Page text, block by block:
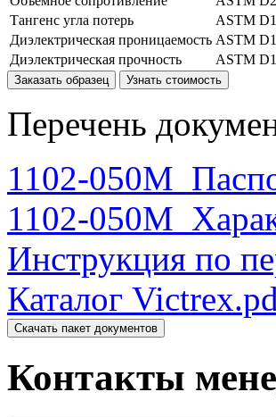
Тангенс угла потерь
ASTM
Диэлектрическая проницаемость ASTM
Диэлектрическая прочность
ASTM
Заказать образец Узнать стоимость
Перечень
1102-
1102-
Инструкция по
Каталог
Скачать пакет документов
Контакты